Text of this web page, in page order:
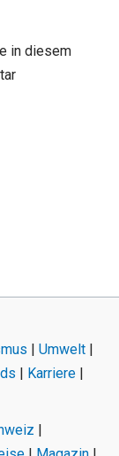
in diesem
| Umwelt |
| Karriere |
|